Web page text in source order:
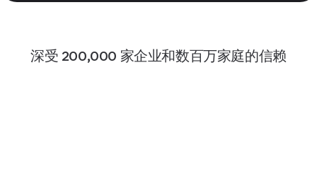
深受 200,000 家企业和数百万家庭的信赖